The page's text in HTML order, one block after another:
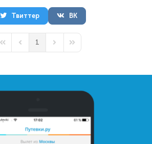
Твиттер ВК
First PagePrevious Page
1 Next PageLast Page